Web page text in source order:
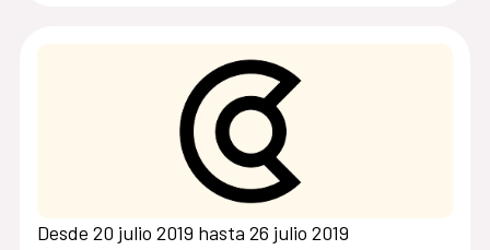
Desde 20 julio 2019 hasta 26 julio 2019